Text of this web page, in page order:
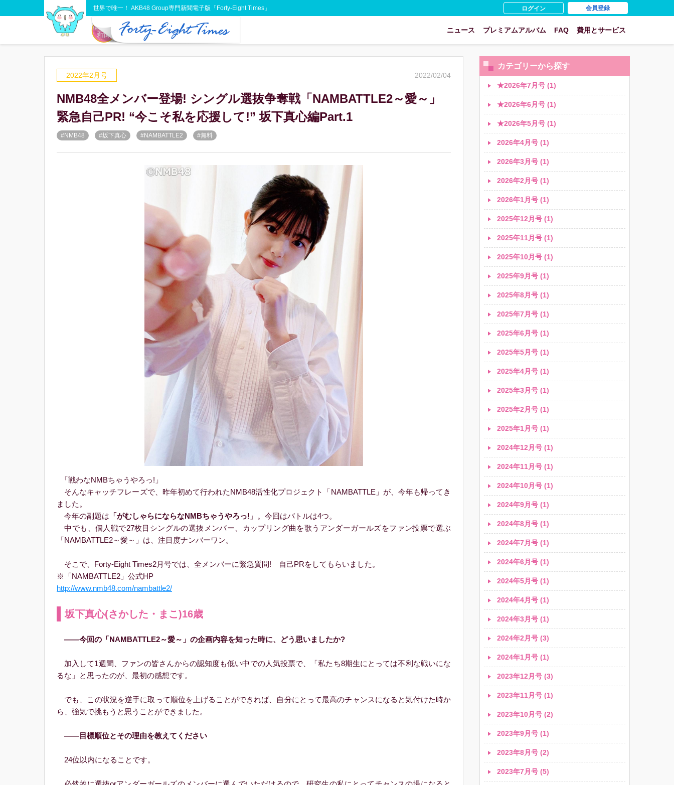
世界で唯一！ AKB48 Group専門新聞電子版「Forty-Eight Times」 ログイン 会員登録
ニュース プレミアムアルバム FAQ 費用とサービス
2022年2月号 2022/02/04
NMB48全メンバー登場! シングル選抜争奪戦「NAMBATTLE2～愛～」
緊急自己PR! “今こそ私を応援して!” 坂下真心編Part.1
#NMB48 #坂下真心 #NAMBATTLE2 #無料
「戦わなNMBちゃうやろっ!」
そんなキャッチフレーズで、昨年初めて行われたNMB48活性化プロジェクト「NAMBATTLE」が、今年も帰ってき
ました。
今年の副題は 「がむしゃらにならなNMBちゃうやろっ! 」。今回はバトルは4つ。
中でも、個人戦で27枚目シングルの選抜メンバー、カップリング曲を歌うアンダーガールズをファン投票で選ぶ
「NAMBATTLE2～愛～」は、注目度ナンバーワン。
そこで、Forty-Eight Times2月号では、全メンバーに緊急質問! 自己PRをしてもらいました。
※「NAMBATTLE2」公式HP
http://www.nmb48.com/nambattle2/
坂下真心(さかした・まこ)16歳
――今回の「NAMBATTLE2～愛～」の企画内容を知った時に、どう思いましたか?
加入して1週間、ファンの皆さんからの認知度も低い中での人気投票で、「私たち8期生にとっては不利な戦いにな
るな」と思ったのが、最初の感想です。
でも、この状況を逆手に取って順位を上げることができれば、自分にとって最高のチャンスになると気付けた時か
ら、強気で挑もうと思うことができました。
――目標順位とその理由を教えてください
24位以内になることです。
カテゴリーから探す
★2026年7月号 (1)
★2026年6月号 (1)
★2026年5月号 (1)
2026年4月号 (1)
2026年3月号 (1)
2026年2月号 (1)
2026年1月号 (1)
2025年12月号 (1)
2025年11月号 (1)
2025年10月号 (1)
2025年9月号 (1)
2025年8月号 (1)
2025年7月号 (1)
2025年6月号 (1)
2025年5月号 (1)
2025年4月号 (1)
2025年3月号 (1)
2025年2月号 (1)
2025年1月号 (1)
2024年12月号 (1)
2024年11月号 (1)
2024年10月号 (1)
2024年9月号 (1)
2024年8月号 (1)
2024年7月号 (1)
2024年6月号 (1)
2024年5月号 (1)
2024年4月号 (1)
2024年3月号 (1)
2024年2月号 (3)
2024年1月号 (1)
2023年12月号 (3)
2023年11月号 (1)
2023年10月号 (2)
2023年9月号 (1)
2023年8月号 (2)
2023年7月号 (5)